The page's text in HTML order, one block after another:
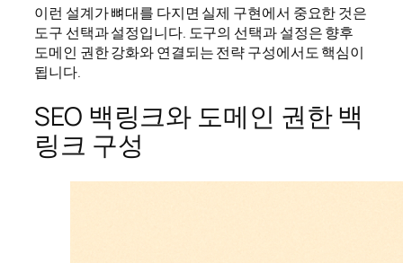
이런 설계가 뼈대를 다지면 실제 구현에서 중요한 것은
도구 선택과 설정입니다. 도구의 선택과 설정은 향후
도메인 권한 강화와 연결되는 전략 구성에서도 핵심이
됩니다.
SEO 백링크와 도메인 권한 백
링크 구성